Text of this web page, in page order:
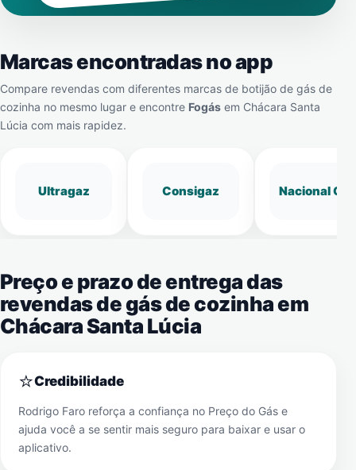
Marcas encontradas no app
Compare revendas com diferentes marcas de botijão de gás de
cozinha no mesmo lugar e encontre Fogás em Chácara Santa
Lúcia com mais rapidez.
Ultragaz Consigaz Nacional Gás
Preço e prazo de entrega das
revendas de gás de cozinha em
Chácara Santa Lúcia
⭐Credibilidade
Rodrigo Faro reforça a confiança no Preço do Gás e
ajuda você a se sentir mais seguro para baixar e usar o
aplicativo.